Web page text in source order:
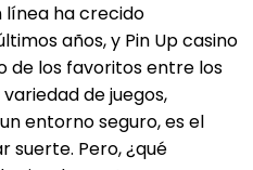
línea ha crecido
años, y Pin Up casino
de los favoritos entre los
de juegos,
entorno seguro, es el
Pero, ¿qué